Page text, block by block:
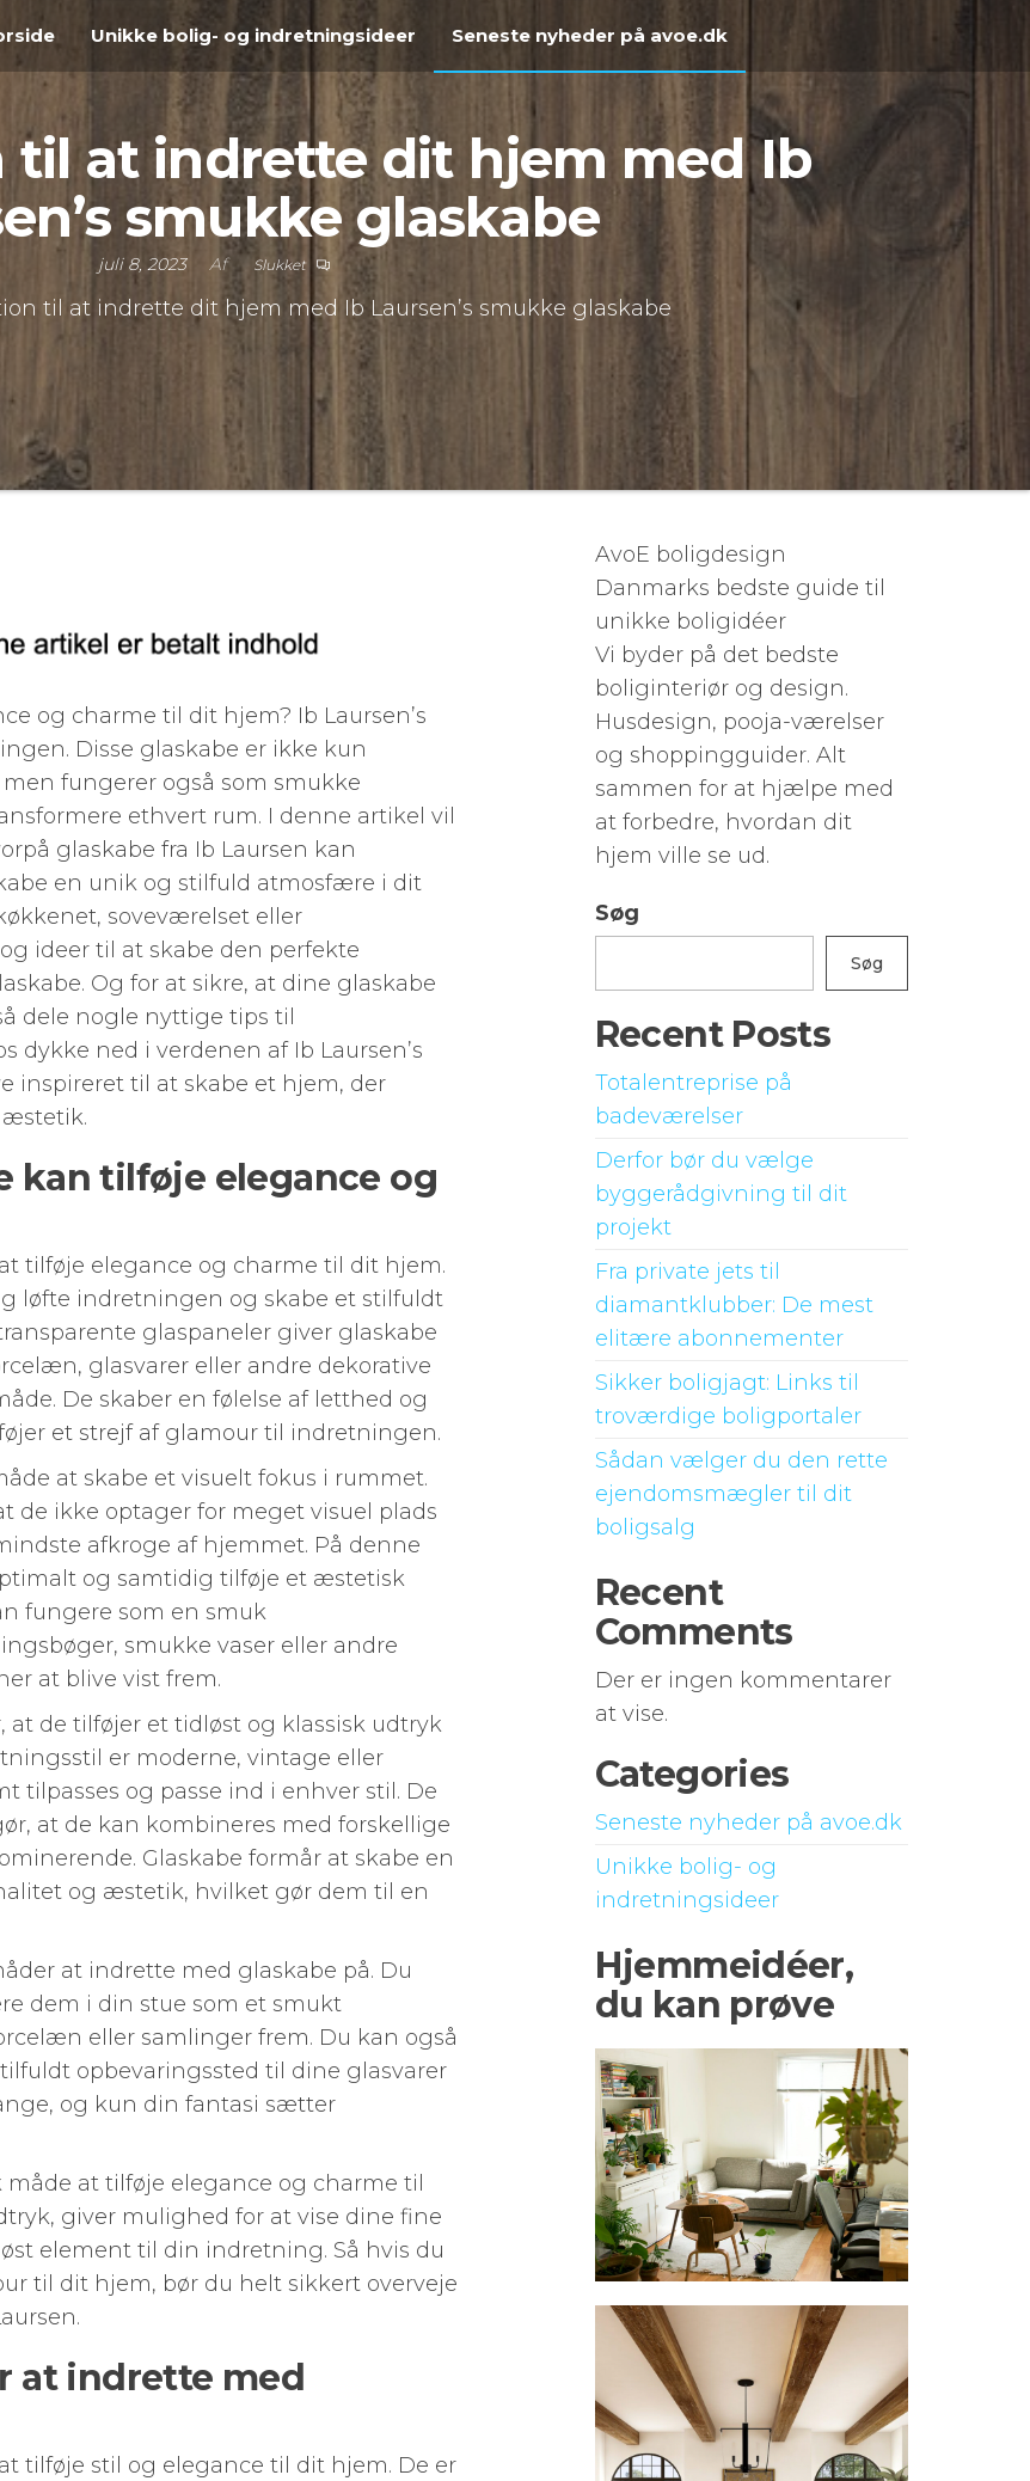
Unikke bolig- og indretningsideer Seneste nyheder på avoe.dk
til at indrette dit hjem med Ib
smukke glaskabe
juli 8, 2023 Af Slukket
til at indrette dit hjem med Ib Laursen’s smukke glaskabe
og charme til dit hjem? Ib Laursen’s
Disse glaskabe er ikke kun
fungerer også som smukke
ethvert rum. I denne artikel vil
glaskabe fra Ib Laursen kan
en unik og stilfuld atmosfære i dit
soveværelset eller
ideer til at skabe den perfekte
Og for at sikre, at dine glaskabe
dele nogle nyttige tips til
dykke ned i verdenen af Ib Laursen’s
inspireret til at skabe et hjem, der
æstetik.
kan tilføje elegance og
tilføje elegance og charme til dit hjem.
løfte indretningen og skabe et stilfuldt
glaspaneler giver glaskabe
glasvarer eller andre dekorative
De skaber en følelse af letthed og
et strejf af glamour til indretningen.
at skabe et visuelt fokus i rummet.
de ikke optager for meget visuel plads
afkroge af hjemmet. På denne
og samtidig tilføje et æstetisk
fungere som en smuk
smukke vaser eller andre
at blive vist frem.
at de tilføjer et tidløst og klassisk udtryk
er moderne, vintage eller
tilpasses og passe ind i enhver stil. De
at de kan kombineres med forskellige
Glaskabe formår at skabe en
og æstetik, hvilket gør dem til en
at indrette med glaskabe på. Du
dem i din stue som et smukt
eller samlinger frem. Du kan også
opbevaringssted til dine glasvarer
og kun din fantasi sætter
at tilføje elegance og charme til
giver mulighed for at vise dine fine
element til din indretning. Så hvis du
til dit hjem, bør du helt sikkert overveje
at indrette med
tilføje stil og elegance til dit hjem. De er
AvoE boligdesign
Danmarks bedste guide til
unikke boligidéer
Vi byder på det bedste
boliginteriør og design.
Husdesign, pooja-værelser
og shoppingguider. Alt
sammen for at hjælpe med
at forbedre, hvordan dit
hjem ville se ud.
Søg
Søg
Recent Posts
Totalentreprise på
badeværelser
Derfor bør du vælge
byggerådgivning til dit
projekt
Fra private jets til
diamantklubber: De mest
elitære abonnementer
Sikker boligjagt: Links til
troværdige boligportaler
Sådan vælger du den rette
ejendomsmægler til dit
boligsalg
Recent
Comments
Der er ingen kommentarer
at vise.
Categories
Seneste nyheder på avoe.dk
Unikke bolig- og
indretningsideer
Hjemmeidéer,
du kan prøve